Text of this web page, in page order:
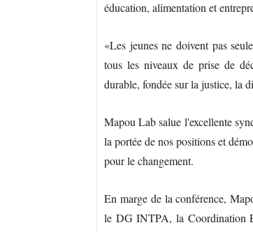
éducation, alimentation et
«Les jeunes ne doivent pas
tous les niveaux de prise de
durable, fondée sur la justice, la
Mapou Lab salue l'excellente
la portée de nos positions et
pour le changement.
En marge de la conférence,
le DG INTPA, la Coordination